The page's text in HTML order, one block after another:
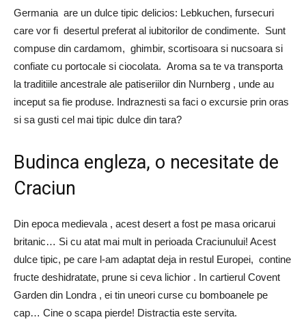
Germania are un dulce tipic delicios: Lebkuchen, fursecuri
care vor fi desertul preferat al iubitorilor de condimente. Sunt
compuse din cardamom, ghimbir, scortisoara si nucsoara si
confiate cu portocale si ciocolata. Aroma sa te va transporta
la traditiile ancestrale ale patiseriilor din Nurnberg , unde au
inceput sa fie produse. Indraznesti sa faci o excursie prin oras
si sa gusti cel mai tipic dulce din tara?
Budinca engleza, o necesitate de
Craciun
Din epoca medievala , acest desert a fost pe masa oricarui
britanic… Si cu atat mai mult in perioada Craciunului! Acest
dulce tipic, pe care l-am adaptat deja in restul Europei, contine
fructe deshidratate, prune si ceva lichior . In cartierul Covent
Garden din Londra , ei tin uneori curse cu bomboanele pe
cap… Cine o scapa pierde! Distractia este servita.